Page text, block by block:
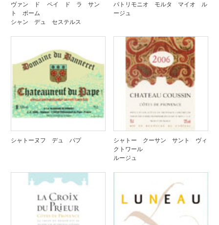
ヴァン ド ペイ ド ラ サン
ト ボーム
シャン デュ セステルス
パトリモニオ モルタ マイオ ル
ージュ
シャトーヌフ デュ パプ
シャトー クーサン サント ヴィ
クトワール
ルージュ